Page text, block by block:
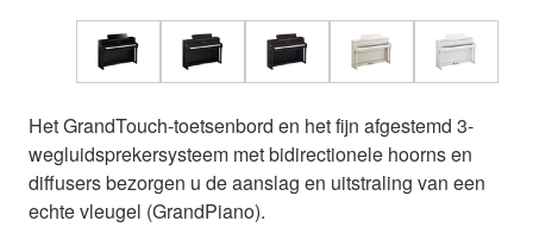
Het GrandTouch-toetsenbord en het fijn afgestemd 3-
wegluidsprekersysteem met bidirectionele hoorns en
diffusers bezorgen u de aanslag en uitstraling van een
echte vleugel (GrandPiano).